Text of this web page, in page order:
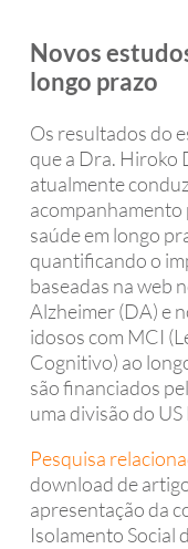
Novos
longo prazo
Os resultados do
que a Dra. Hiroko
atualmente
acompanhamento
saúde em longo
quantificando o
baseadas na web
Alzheimer (DA) e
idosos com MCI
Cognitivo) ao
são financiados
uma divisão do
Pesquisa
download de
apresentação da
Isolamento Social